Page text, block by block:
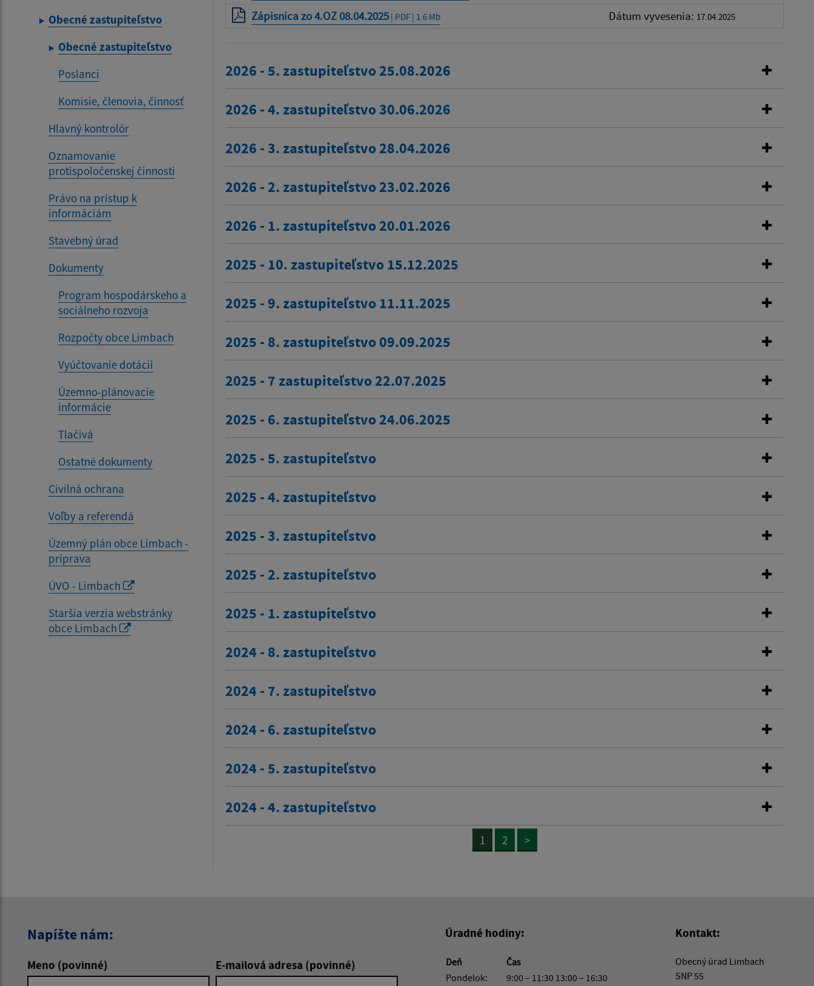
Obecné zastupiteľstvo
Obecné zastupiteľstvo
Poslanci
Komisie, členovia, činnosť
Hlavný kontrolór
Oznamovanie
protispoločenskej činnosti
Právo na prístup k
informáciám
Stavebný úrad
Dokumenty
Program hospodárskeho a
sociálneho rozvoja
Rozpočty obce Limbach
Vyúčtovanie dotácii
Územno-plánovacie
informácie
Tlačivá
Ostatné dokumenty
Civilná ochrana
Voľby a referendá
Územný plán obce Limbach -
príprava
ÚVO - Limbach
Staršia verzia webstránky
obce Limbach
Zápisnica zo 4.OZ 08.04.2025| PDF | 1.6 Mb Dátum vyvesenia: 17.04.2025
2026 - 5. zastupiteľstvo 25.08.2026
2026 - 4. zastupiteľstvo 30.06.2026
2026 - 3. zastupiteľstvo 28.04.2026
2026 - 2. zastupiteľstvo 23.02.2026
2026 - 1. zastupiteľstvo 20.01.2026
2025 - 10. zastupiteľstvo 15.12.2025
2025 - 9. zastupiteľstvo 11.11.2025
2025 - 8. zastupiteľstvo 09.09.2025
2025 - 7 zastupiteľstvo 22.07.2025
2025 - 6. zastupiteľstvo 24.06.2025
2025 - 5. zastupiteľstvo
2025 - 4. zastupiteľstvo
2025 - 3. zastupiteľstvo
2025 - 2. zastupiteľstvo
2025 - 1. zastupiteľstvo
2024 - 8. zastupiteľstvo
2024 - 7. zastupiteľstvo
2024 - 6. zastupiteľstvo
2024 - 5. zastupiteľstvo
2024 - 4. zastupiteľstvo
1 2 >
Napíšte nám:
Meno (povinné) E-mailová adresa (povinné)
Úradné hodiny:
Deň
Čas
Pondelok:
9:00 – 11:30 13:00 – 16:30
Kontakt:
Obecný úrad Limbach
SNP 55